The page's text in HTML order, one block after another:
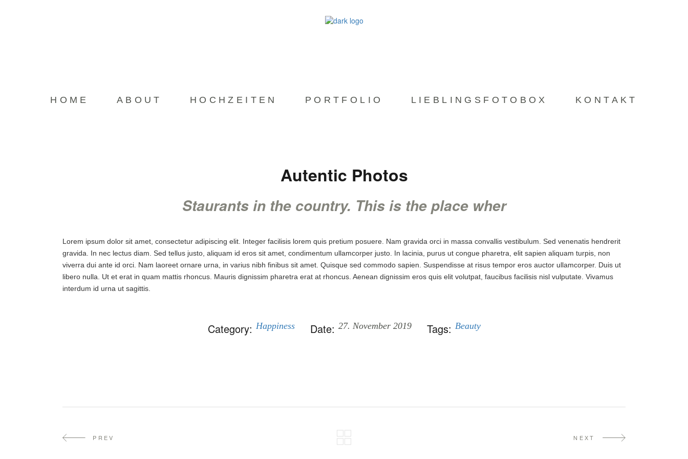
HOME ABOUT HOCHZEITEN PORTFOLIO LIEBLINGSFOTOBOX KONTAKT
Autentic Photos
Staurants in the country. This is the place wher
Lorem ipsum dolor sit amet, consectetur adipiscing elit. Integer facilisis lorem quis pretium posuere. Nam gravida orci in massa convallis vestibulum. Sed venenatis hendrerit
gravida. In nec lectus diam. Sed tellus justo, aliquam id eros sit amet, condimentum ullamcorper justo. In lacinia, purus ut congue pharetra, elit sapien aliquam turpis, non
viverra dui ante id orci. Nam laoreet ornare urna, in varius nibh finibus sit amet. Quisque sed commodo sapien. Suspendisse at risus tempor eros auctor ullamcorper. Duis ut
libero nulla. Ut et erat in quam mattis rhoncus. Mauris dignissim pharetra erat at rhoncus. Aenean dignissim eros quis elit volutpat, faucibus facilisis nisl vulputate. Vivamus
interdum id urna ut sagittis.
Category: Happiness Date: 27. November 2019 Tags: Beauty
PREV NEXT